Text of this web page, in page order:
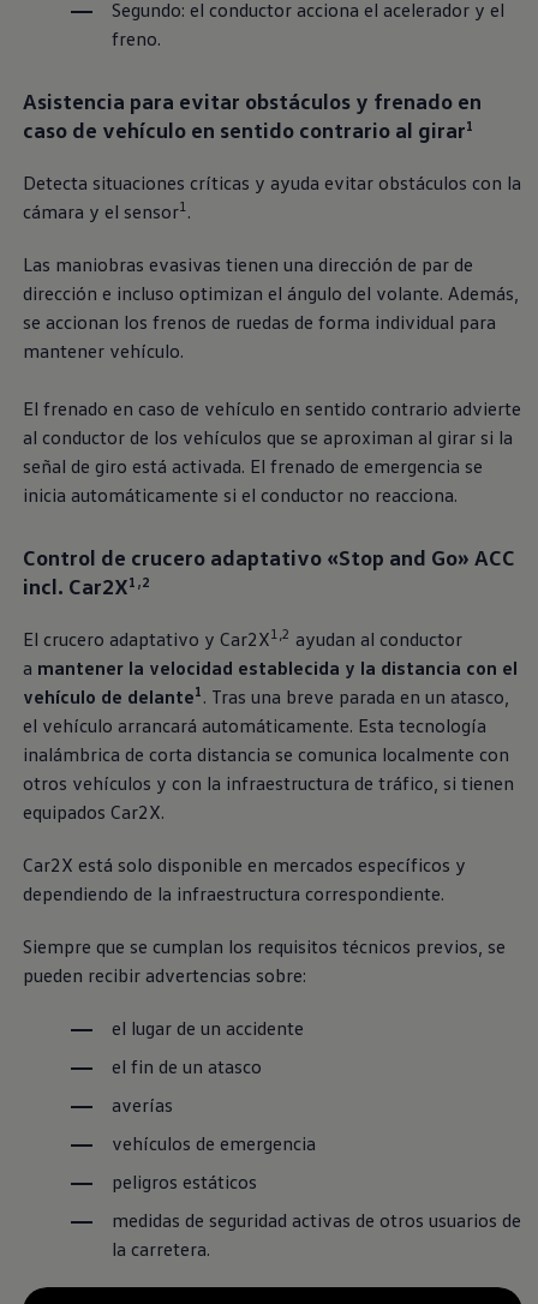
Servicio técnico para eléctricos
Asistencia y garantía
Ventajas para profesionales
Vehículo de sustitución
Recogida y entrega del vehículo
Volkswagen Long Drive
Ofertas posventa
Información sobre EA189
Reciclaje de vehículos
Retirada por seguridad de airbags Takata
Accesorios Originales
Comunidad The Originals
Concentración FurgoVolkswagen
La historia de las furgos Volkswagen
Consigue tu placa The Originals
Segundo: el conductor acciona el acelerador y el
freno.
Asistencia para evitar obstáculos y frenado en
caso de vehículo en sentido contrario al girar1
Detecta situaciones críticas y ayuda evitar obstáculos con la
cámara y el sensor1.
Las maniobras evasivas tienen una dirección de par de
dirección e incluso optimizan el ángulo del volante. Además,
se accionan los frenos de ruedas de forma individual para
mantener vehículo.
El frenado en caso de vehículo en sentido contrario advierte
al conductor de los vehículos que se aproximan al girar si la
señal de giro está activada. El frenado de emergencia se
inicia automáticamente si el conductor no reacciona.
Control de crucero adaptativo «Stop and Go» ACC
incl. Car2X1,2
El crucero adaptativo y Car2X1,2 ayudan al conductor
a mantener la velocidad establecida y la distancia con el
vehículo de delante1 . Tras una breve parada en un atasco,
el vehículo arrancará automáticamente. Esta tecnología
inalámbrica de corta distancia se comunica localmente con
otros vehículos y con la infraestructura de tráfico, si tienen
equipados Car2X.
Car2X está solo disponible en mercados específicos y
dependiendo de la infraestructura correspondiente.
Siempre que se cumplan los requisitos técnicos previos, se
pueden recibir advertencias sobre:
el lugar de un accidente
el fin de un atasco
averías
vehículos de emergencia
peligros estáticos
medidas de seguridad activas de otros usuarios de
la carretera.